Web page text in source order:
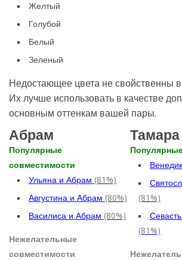
Желтый
Голубой
Белый
Зеленый
Недостающее цвета не свойственны
Их лучше использовать в качестве
основным оттенкам вашей пары.
Абрам
Популярные
совместимости
Ульяна и Абрам (81%)
Августина и Абрам (80%)
Василиса и Абрам (80%)
Нежелательные
совместимости
Тамара
(81%)
(81%)